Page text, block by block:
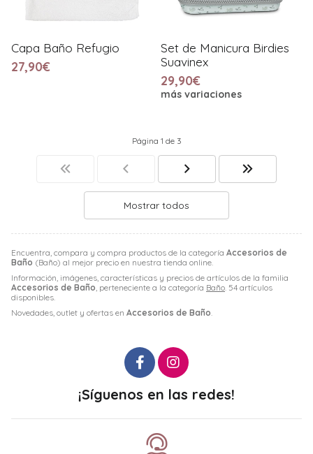
Encuentra, compara y compra productos de la categoría Accesorios de
Baño (Baño) al mejor precio en nuestra tienda online.
Información, imágenes, características y precios de artículos de la familia
Accesorios de Baño , perteneciente a la categoría Baño . 54 artículos
disponibles.
Novedades, outlet y ofertas en Accesorios de Baño
Capa Baño Refugio
27,90€
Set de Manicura Birdies
Suavinex
29,90€
más variaciones
Página 1 de 3
Mostrar todos
¡Síguenos en las redes!